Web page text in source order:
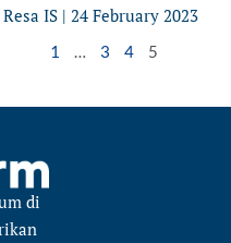
Resa IS 24 February 2023
1 … 3 4 5
di